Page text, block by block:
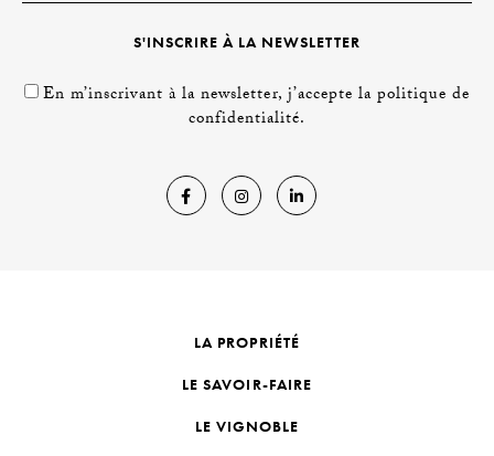
S'INSCRIRE À LA NEWSLETTER
En m’inscrivant à la newsletter, j’accepte la politique de
confidentialité.
LA PROPRIÉTÉ
LE SAVOIR-FAIRE
LE VIGNOBLE